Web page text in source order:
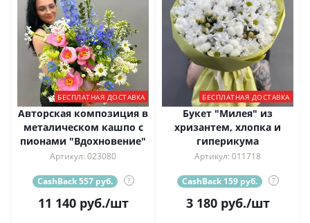
БЕСПЛАТНАЯ ДОСТАВКА
Авторская композиция в
металическом кашпо с
пионами "Вдохновение"
Артикул: 023080
CashBack 557 руб. ?
11 140руб./шт
БЕСПЛАТНАЯ ДОСТАВКА
Букет "Милея" из
хризантем, хлопка и
гиперикума
Артикул: 011718
CashBack 159 руб. ?
3 180руб./шт